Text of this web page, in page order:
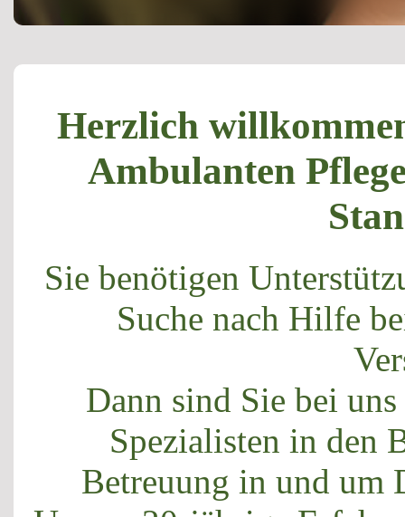
Herzlich
Ambulanten
Sie benötigen
Suche nach Hilfe
Dann sind Sie bei
Spezialisten in den
Betreuung in und um